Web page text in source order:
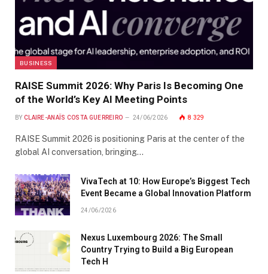
BUSINESS
RAISE Summit 2026: Why Paris Is Becoming One
of the World’s Key AI Meeting Points
BY CLAIRE-ANAÏS COSTA GUERREIRO 24/06/2026 8 329
RAISE Summit 2026 is positioning Paris at the center of the
global AI conversation, bringing…
VivaTech at 10: How Europe’s Biggest Tech
Event Became a Global Innovation Platform
24/06/2026
Nexus Luxembourg 2026: The Small
Country Trying to Build a Big European
Tech H